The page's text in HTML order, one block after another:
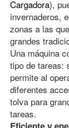
Cargadora),
invernaderos,
zonas a las
grandes
Una máquina
tipo de tareas:
permite al
diferentes
tolva para
tareas.